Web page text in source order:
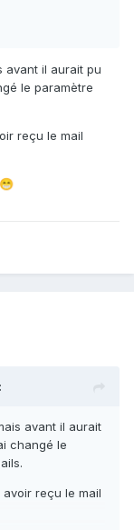
avant il aurait pu
le paramètre
reçu le mail
😁
avant il aurait
changé le
reçu le mail